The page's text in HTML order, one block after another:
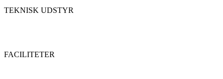
TEKNISK UDSTYR
FACILITETER